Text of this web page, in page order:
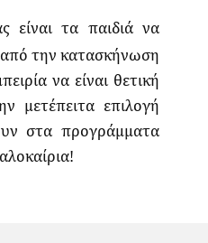
είναι τα παιδιά να
την κατασκήνωση
να είναι θετική
μετέπειτα επιλογή
στα προγράμματα